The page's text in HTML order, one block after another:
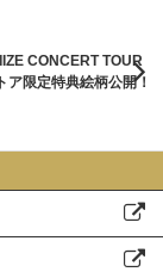
CONCERT TOUR
限定特典絵柄公開！